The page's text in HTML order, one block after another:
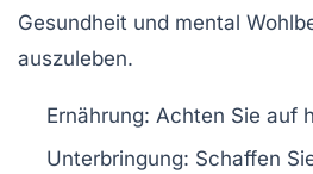
Gesundheit und mental
auszuleben.
Ernährung: Achten Sie auf
Unterbringung: Schaffen